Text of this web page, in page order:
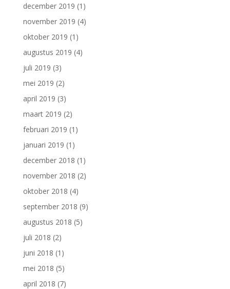
december 2019 (1)
november 2019 (4)
oktober 2019 (1)
augustus 2019 (4)
juli 2019 (3)
mei 2019 (2)
april 2019 (3)
maart 2019 (2)
februari 2019 (1)
januari 2019 (1)
december 2018 (1)
november 2018 (2)
oktober 2018 (4)
september 2018 (9)
augustus 2018 (5)
juli 2018 (2)
juni 2018 (1)
mei 2018 (5)
april 2018 (7)